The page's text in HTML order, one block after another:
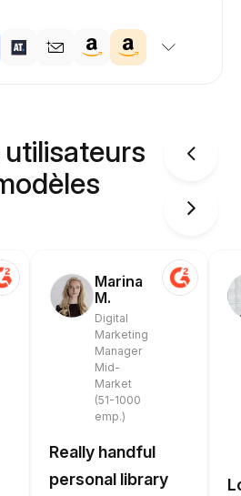
Marina
M.
Digital
Marketing
Manager
Mid-
Market
(51-1000
emp.)
Really handful
personal library